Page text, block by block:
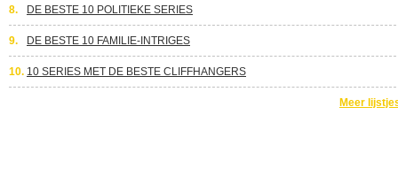
8. DE BESTE 10 POLITIEKE SERIES
9. DE BESTE 10 FAMILIE-INTRIGES
10. 10 SERIES MET DE BESTE CLIFFHANGERS
Meer